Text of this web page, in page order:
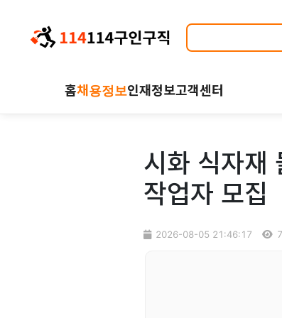
홈채용정보인재정보고객센터
시화 식자재
작업자 모집
2026-08-05 21:46:17